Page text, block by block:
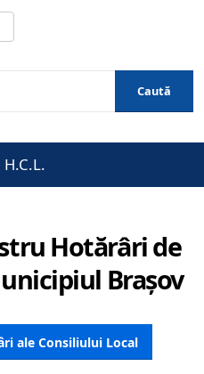
Caută
Hotărâri de
Brașov
ale Consiliului Local